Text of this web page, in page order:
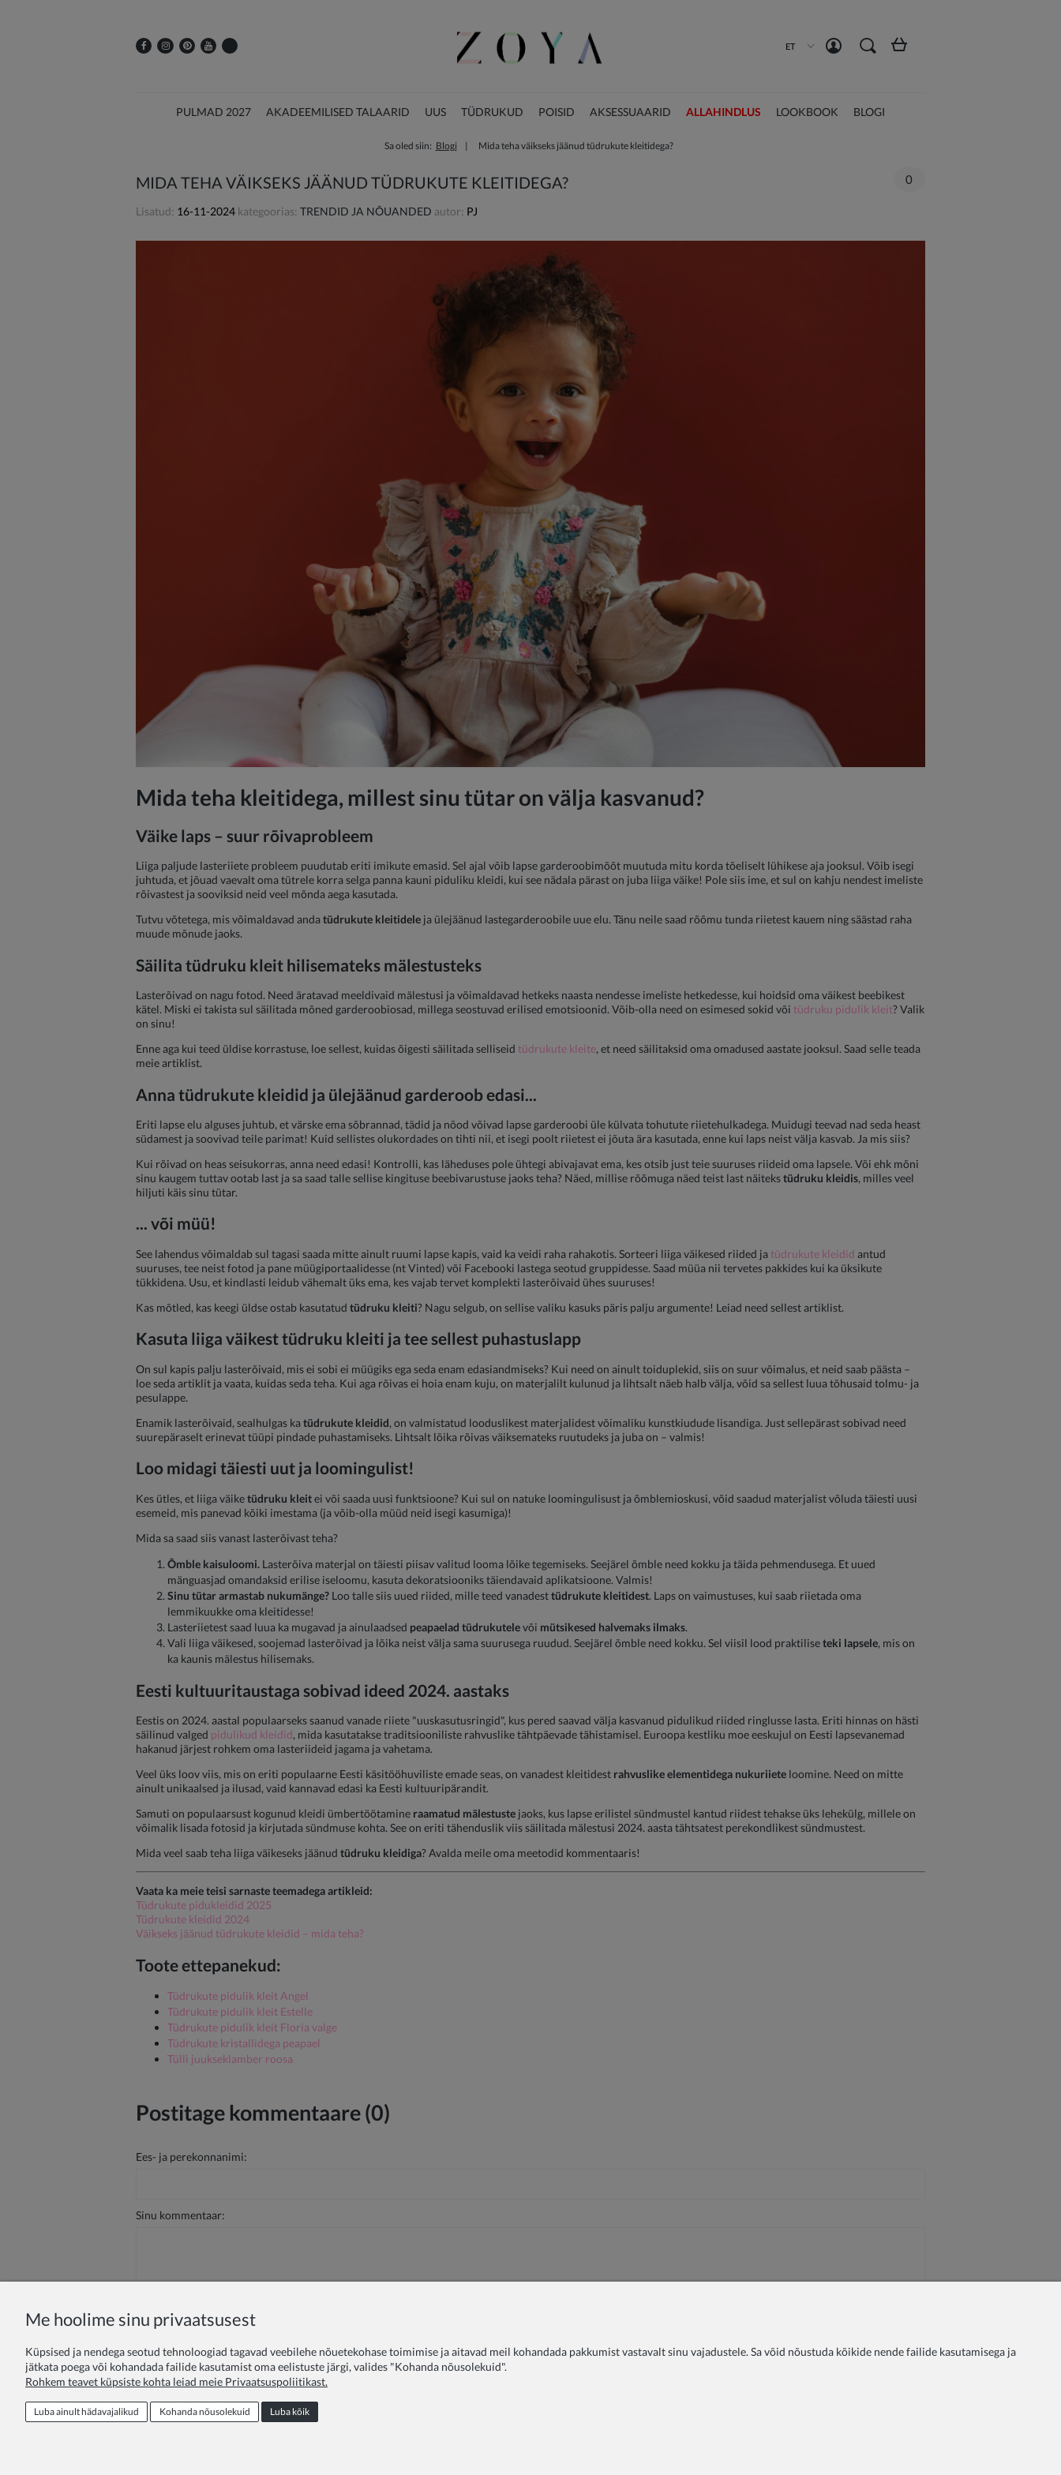
ET
PULMAD 2027 AKADEEMILISED TALAARID UUS TÜDRUKUD POISID AKSESSUAARID ALLAHINDLUS LOOKBOOK BLOGI
Sa oled siin: Blogi Mida teha väikseks jäänud tüdrukute kleitidega?
MIDA TEHA VÄIKSEKS JÄÄNUD TÜDRUKUTE KLEITIDEGA? 0
Lisatud: 16-11-2024 kategoorias: TRENDID JA NÕUANDED autor: PJ
Mida teha kleitidega, millest sinu tütar on välja kasvanud?
Väike laps – suur rõivaprobleem
Liiga paljude lasteriiete probleem puudutab eriti imikute emasid. Sel ajal võib lapse garderoobimõõt muutuda mitu korda tõeliselt lühikese aja jooksul. Võib isegi
juhtuda, et jõuad vaevalt oma tütrele korra selga panna kauni piduliku kleidi, kui see nädala pärast on juba liiga väike! Pole siis ime, et sul on kahju nendest imeliste
rõivastest ja sooviksid neid veel mõnda aega kasutada.
Tutvu võtetega, mis võimaldavad andatüdrukute kleitidele ja ülejäänud lastegarderoobile uue elu. Tänu neile saad rõõmu tunda riietest kauem ning säästad raha
muude mõnude jaoks.
Säilita tüdruku kleit hilisemateks mälestusteks
Lasterõivad on nagu fotod. Need äratavad meeldivaid mälestusi ja võimaldavad hetkeks naasta nendesse imeliste hetkedesse, kui hoidsid oma väikest beebikest
kätel. Miski ei takista sul säilitada mõned garderoobiosad, millega seostuvad erilised emotsioonid. Võib-olla need on esimesed sokid või tüdruku pidulik kleit? Valik
on sinu!
Enne aga kui teed üldise korrastuse, loe sellest, kuidas õigesti säilitada selliseid tüdrukute kleite, et need säilitaksid oma omadused aastate jooksul. Saad selle teada
meie artiklist.
Anna tüdrukute kleidid ja ülejäänud garderoob edasi...
Eriti lapse elu alguses juhtub, et värske ema sõbrannad, tädid ja nõod võivad lapse garderoobi üle külvata tohutute riietehulkadega. Muidugi teevad nad seda heast
südamest ja soovivad teile parimat! Kuid sellistes olukordades on tihti nii, et isegi poolt riietest ei jõuta ära kasutada, enne kui laps neist välja kasvab. Ja mis siis?
Kui rõivad on heas seisukorras, anna need edasi! Kontrolli, kas läheduses pole ühtegi abivajavat ema, kes otsib just teie suuruses riideid oma lapsele. Või ehk mõni
sinu kaugem tuttav ootab last ja sa saad talle sellise kingituse beebivarustuse jaoks teha? Näed, millise rõõmuga näed teist last näitekstüdruku kleidis, milles veel
hiljuti käis sinu tütar.
... või müü!
See lahendus võimaldab sul tagasi saada mitte ainult ruumi lapse kapis, vaid ka veidi raha rahakotis. Sorteeri liiga väikesed riided jatüdrukute kleidid antud
suuruses, tee neist fotod ja pane müügiportaalidesse (nt Vinted) või Facebooki lastega seotud gruppidesse. Saad müüa nii tervetes pakkides kui ka üksikute
tükkidena. Usu, et kindlasti leidub vähemalt üks ema, kes vajab tervet komplekti lasterõivaid ühes suuruses!
Kas mõtled, kas keegi üldse ostab kasutatud tüdruku kleiti? Nagu selgub, on sellise valiku kasuks päris palju argumente! Leiad need sellest artiklist.
Kasuta liiga väikest tüdruku kleiti ja tee sellest puhastuslapp
On sul kapis palju lasterõivaid, mis ei sobi ei müügiks ega seda enam edasiandmiseks? Kui need on ainult toiduplekid, siis on suur võimalus, et neid saab päästa –
loe seda artiklit ja vaata, kuidas seda teha. Kui aga rõivas ei hoia enam kuju, on materjalilt kulunud ja lihtsalt näeb halb välja, võid sa sellest luua tõhusaid tolmu- ja
pesulappe.
Enamik lasterõivaid, sealhulgas katüdrukute kleidid, on valmistatud looduslikest materjalidest võimaliku kunstkiudude lisandiga. Just sellepärast sobivad need
suurepäraselt erinevat tüüpi pindade puhastamiseks. Lihtsalt lõika rõivas väiksemateks ruutudeks ja juba on – valmis!
Loo midagi täiesti uut ja loomingulist!
Kes ütles, et liiga väiketüdruku kleitei või saada uusi funktsioone? Kui sul on natuke loomingulisust ja õmblemioskusi, võid saadud materjalist võluda täiesti uusi
esemeid, mis panevad kõiki imestama (ja võib-olla müüd neid isegi kasumiga)!
Mida sa saad siis vanast lasterõivast teha?
Õmble kaisuloomi. Lasterõiva materjal on täiesti piisav valitud looma lõike tegemiseks. Seejärel õmble need kokku ja täida pehmendusega. Et uued
mänguasjad omandaksid erilise iseloomu, kasuta dekoratsiooniks täiendavaid aplikatsioone. Valmis!
Sinu tütar armastab nukumänge? Loo talle siis uued riided, mille teed vanadesttüdrukute kleitidest. Laps on vaimustuses, kui saab riietada oma
lemmikuukke oma kleitidesse!
Lasteriietest saad luua ka mugavad ja ainulaadsed peapaelad tüdrukutelevõi mütsikesed halvemaks ilmaks.
Vali liiga väikesed, soojemad lasterõivad ja lõika neist välja sama suurusega ruudud. Seejärel õmble need kokku. Sel viisil lood praktiliseteki lapsele, mis on
ka kaunis mälestus hilisemaks.
Eesti kultuuritaustaga sobivad ideed 2024. aastaks
Eestis on 2024. aastal populaarseks saanud vanade riiete "uuskasutusringid", kus pered saavad välja kasvanud pidulikud riided ringlusse lasta. Eriti hinnas on hästi
säilinud valged pidulikud kleidid, mida kasutatakse traditsiooniliste rahvuslike tähtpäevade tähistamisel. Euroopa kestliku moe eeskujul on Eesti lapsevanemad
hakanud järjest rohkem oma lasteriideid jagama ja vahetama.
Veel üks loov viis, mis on eriti populaarne Eesti käsitööhuviliste emade seas, on vanadest kleitidest rahvuslike elementidega nukuriiete loomine. Need on mitte
ainult unikaalsed ja ilusad, vaid kannavad edasi ka Eesti kultuuripärandit.
Samuti on populaarsust kogunud kleidi ümbertöötamine raamatud mälestuste jaoks, kus lapse erilistel sündmustel kantud riidest tehakse üks lehekülg, millele on
võimalik lisada fotosid ja kirjutada sündmuse kohta. See on eriti tähenduslik viis säilitada mälestusi 2024. aasta tähtsatest perekondlikest sündmustest.
Mida veel saab teha liiga väikeseks jäänud tüdruku kleidiga? Avalda meile oma meetodid kommentaaris!
Vaata ka meie teisi sarnaste teemadega artikleid:
Tüdrukute pidukleidid 2025
Tüdrukute kleidid 2024
Väikseks jäänud tüdrukute kleidid – mida teha?
Toote ettepanekud:
Tüdrukute pidulik kleit Angel
Tüdrukute pidulik kleit Estelle
Tüdrukute pidulik kleit Floria valge
Tüdrukute kristallidega peapael
Tülli juukseklamber roosa
Postitage kommentaare (0)
Ees- ja perekonnanimi:
Sinu kommentaar:
Saada
Lojaalsusprogramm Pakkumine haridusasutustele
Me hoolime sinu privaatsusest
Küpsised ja nendega seotud tehnoloogiad tagavad veebilehe nõuetekohase toimimise ja aitavad meil kohandada pakkumist vastavalt sinu vajadustele. Sa võid nõustuda kõikide nende failide kasutamisega ja
jätkata poega või kohandada failide kasutamist oma eelistuste järgi, valides "Kohanda nõusolekuid".
Rohkem teavet küpsiste kohta leiad meie Privaatsuspoliitikast.
Luba ainult hädavajalikud Kohanda nõusolekuid Luba kõik